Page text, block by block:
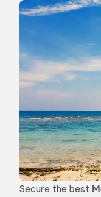
Secure the best